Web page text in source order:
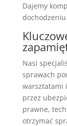
Dajemy
Nasi
sprawach
warsztatami
przez
prawne,
otrzymać